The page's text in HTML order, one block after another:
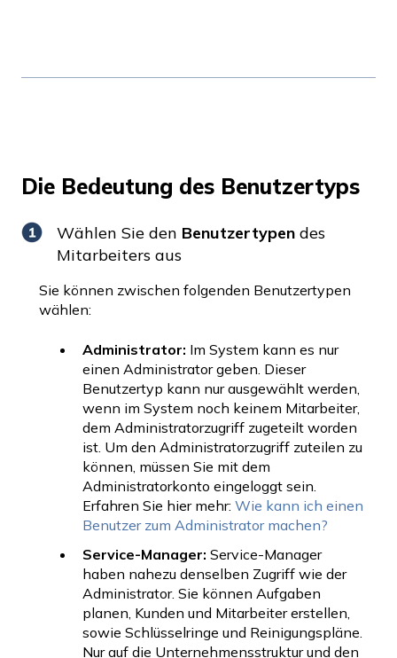
Die Bedeutung des Benutzertyps
Wählen Sie den Benutzertypen des
Mitarbeiters aus
Sie können zwischen folgenden Benutzertypen
wählen:
Administrator: Im System kann es nur
einen Administrator geben. Dieser
Benutzertyp kann nur ausgewählt werden,
wenn im System noch keinem Mitarbeiter,
dem Administratorzugriff zugeteilt worden
ist. Um den Administratorzugriff zuteilen zu
können, müssen Sie mit dem
Administratorkonto eingeloggt sein.
Erfahren Sie hier mehr: Wie kann ich einen
Benutzer zum Administrator machen?
Service-Manager: Service-Manager
haben nahezu denselben Zugriff wie der
Administrator. Sie können Aufgaben
planen, Kunden und Mitarbeiter erstellen,
sowie Schlüsselringe und Reinigungspläne.
Nur auf die Unternehmensstruktur und den